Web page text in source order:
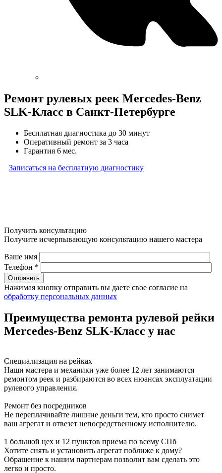
Ремонт рулевых реек Mercedes-Benz
SLK-Класс в Санкт-Петербурге
Бесплатная диагностика до 30 минут
Оперативный ремонт за 3 часа
Гарантия 6 мес.
Записаться на бесплатную диагностику
Получить консультацию
Получите исчерпывающую консультацию нашего мастера
Ваше имя
Телефон *
Нажимая кнопку отправить вы даете свое согласие на
обработку персональных данных
Преимущества ремонта рулевой рейки
Mercedes-Benz SLK-Класс у нас
Специализация на рейках
Наши мастера и механики уже более 12 лет занимаются
ремонтом реек и разбираются во всех нюансах эксплуатации
рулевого управления.
Ремонт без посредников
Не переплачивайте лишние деньги тем, кто просто снимет
ваш агрегат и отвезет непосредственному исполнителю.
1 большой цех и 12 пунктов приема по всему СПб
Хотите снять и установить агрегат поближе к дому?
Обращение к нашим партнерам позволит вам сделать это
легко и просто.